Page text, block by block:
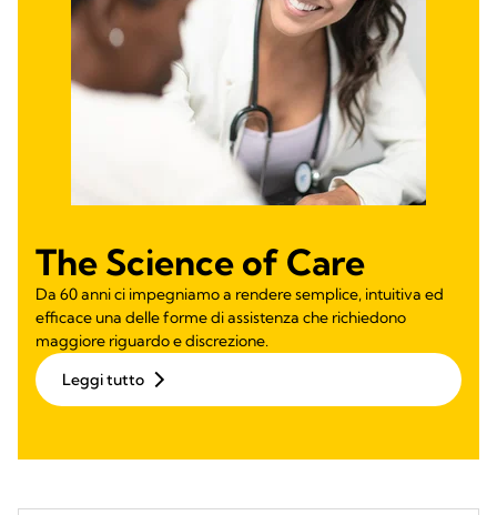
The Science of Care
Da 60 anni ci impegniamo a rendere semplice, intuitiva ed
efficace una delle forme di assistenza che richiedono
maggiore riguardo e discrezione.
Leggi tutto